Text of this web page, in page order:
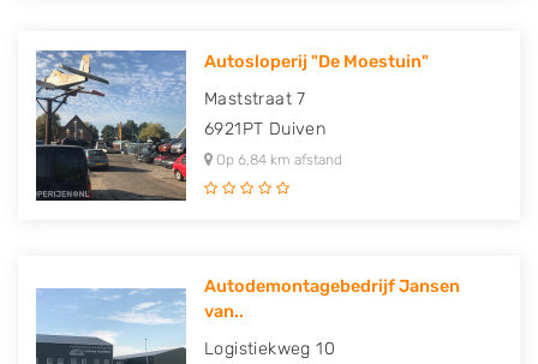
Autosloperij "De Moestuin"
Maststraat 7
6921PT Duiven
Op 6,84 km afstand
Autodemontagebedrijf Jansen
van..
Logistiekweg 10